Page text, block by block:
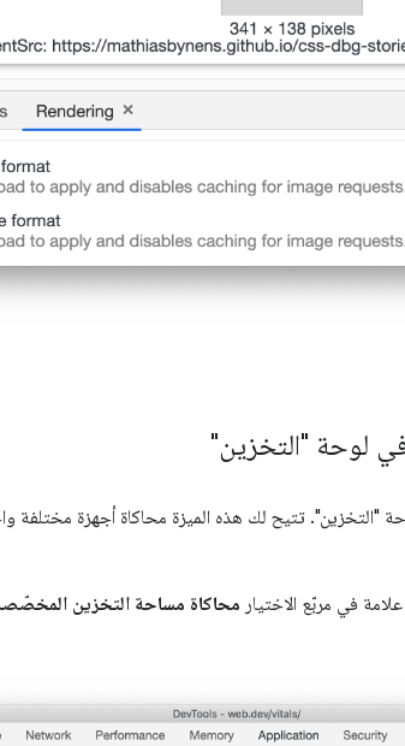
لوحة "التخزين"
تتيح لك هذه الميزة محاكاة أجهزة مختلفة
في مربّع الاختيار محاكاة مساحة التخزين